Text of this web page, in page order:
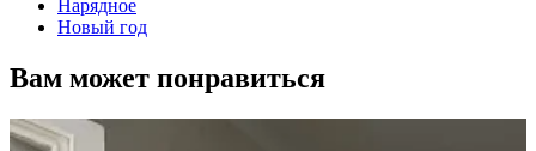
Нарядное
Новый год
Вам может понравиться